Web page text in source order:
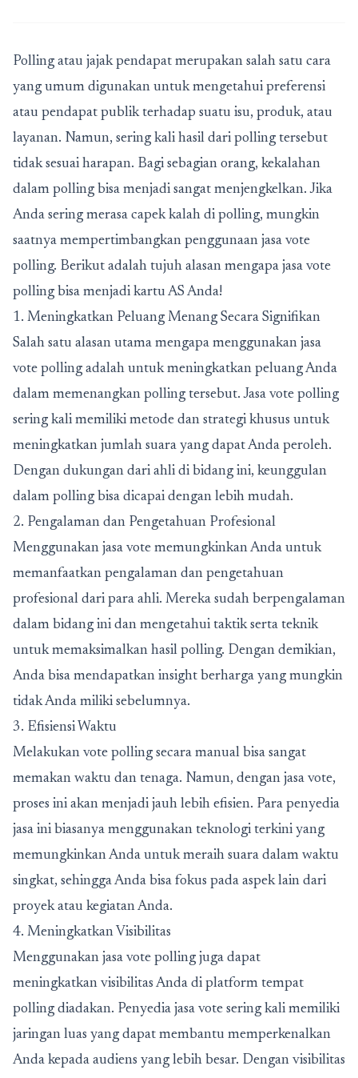
Polling atau jajak pendapat merupakan salah satu cara
yang umum digunakan untuk mengetahui preferensi
atau pendapat publik terhadap suatu isu, produk, atau
layanan. Namun, sering kali hasil dari polling tersebut
tidak sesuai harapan. Bagi sebagian orang, kekalahan
dalam polling bisa menjadi sangat menjengkelkan. Jika
Anda sering merasa capek kalah di polling, mungkin
saatnya mempertimbangkan penggunaan jasa vote
polling. Berikut adalah tujuh alasan mengapa jasa vote
polling bisa menjadi kartu AS Anda!
1. Meningkatkan Peluang Menang Secara Signifikan
Salah satu alasan utama mengapa menggunakan jasa
vote polling adalah untuk meningkatkan peluang Anda
dalam memenangkan polling tersebut. Jasa vote polling
sering kali memiliki metode dan strategi khusus untuk
meningkatkan jumlah suara yang dapat Anda peroleh.
Dengan dukungan dari ahli di bidang ini, keunggulan
dalam polling bisa dicapai dengan lebih mudah.
2. Pengalaman dan Pengetahuan Profesional
Menggunakan jasa vote memungkinkan Anda untuk
memanfaatkan pengalaman dan pengetahuan
profesional dari para ahli. Mereka sudah berpengalaman
dalam bidang ini dan mengetahui taktik serta teknik
untuk memaksimalkan hasil polling. Dengan demikian,
Anda bisa mendapatkan insight berharga yang mungkin
tidak Anda miliki sebelumnya.
3. Efisiensi Waktu
Melakukan vote polling secara manual bisa sangat
memakan waktu dan tenaga. Namun, dengan jasa vote,
proses ini akan menjadi jauh lebih efisien. Para penyedia
jasa ini biasanya menggunakan teknologi terkini yang
memungkinkan Anda untuk meraih suara dalam waktu
singkat, sehingga Anda bisa fokus pada aspek lain dari
proyek atau kegiatan Anda.
4. Meningkatkan Visibilitas
Menggunakan jasa vote polling juga dapat
meningkatkan visibilitas Anda di platform tempat
polling diadakan. Penyedia jasa vote sering kali memiliki
jaringan luas yang dapat membantu memperkenalkan
Anda kepada audiens yang lebih besar. Dengan visibilitas